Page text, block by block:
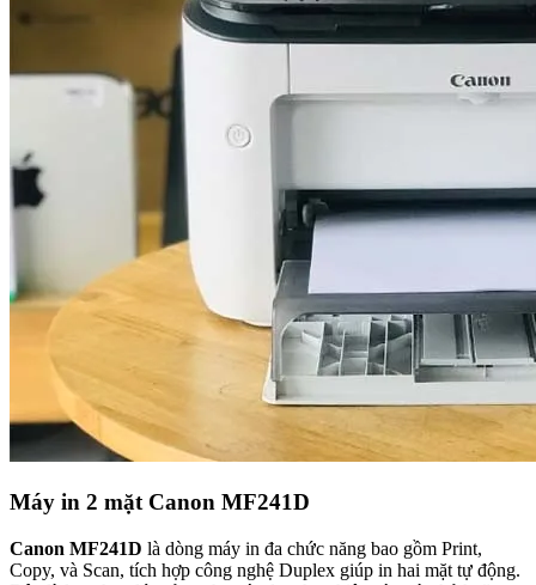
Máy in 2 mặt Canon MF241D
Canon MF241D là dòng máy in đa chức năng bao gồm Print,
Copy, và Scan, tích hợp công nghệ Duplex giúp in hai mặt tự động.